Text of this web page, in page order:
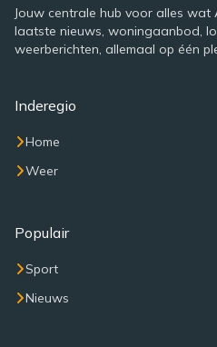
Jouw centrale hub voor alles wat
laatste nieuws, woningaanbod,
weerberichten, allemaal op één
Inderegio
Home
Weer
Populair
Sport
Nieuws